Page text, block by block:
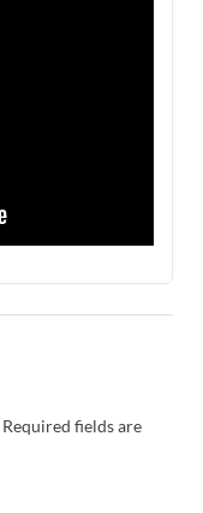
Required fields are